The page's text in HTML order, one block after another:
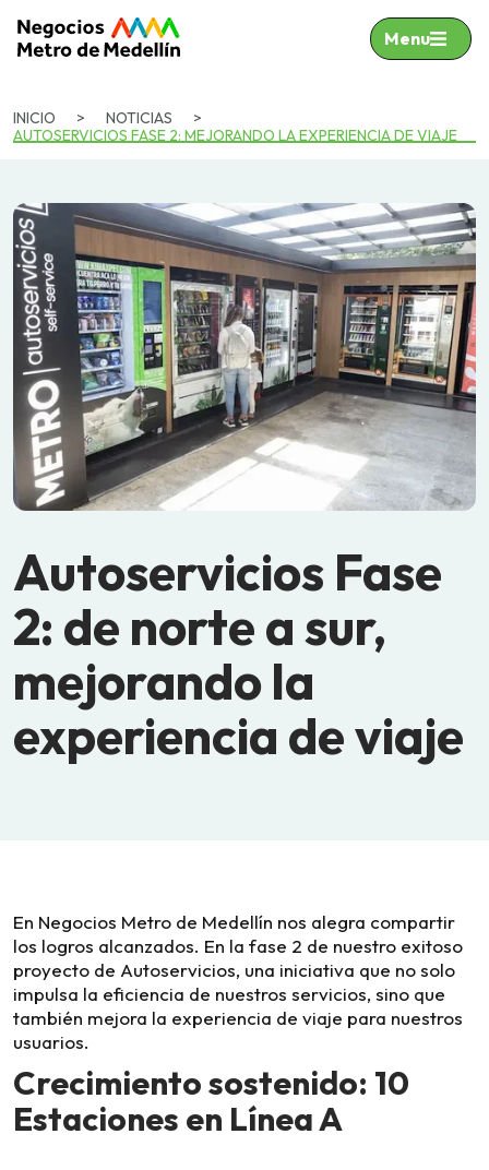
Menu
INICIO > NOTICIAS
>
AUTOSERVICIOS FASE 2: MEJORANDO LA EXPERIENCIA DE VIAJE
Autoservicios Fase
2: de norte a sur,
mejorando la
experiencia de viaje
En Negocios Metro de Medellín nos alegra compartir
los logros alcanzados. En la fase 2 de nuestro exitoso
proyecto de Autoservicios, una iniciativa que no solo
impulsa la eficiencia de nuestros servicios, sino que
también mejora la experiencia de viaje para nuestros
usuarios.
Crecimiento sostenido: 10
Estaciones en Línea A